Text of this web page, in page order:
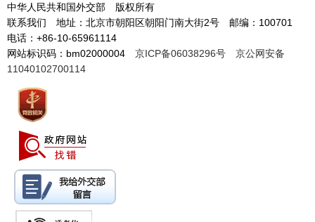
中华人民共和国外交部 版权所有
联系我们 地址：北京市朝阳区朝阳门南大街2号 邮编：100701
电话：+86-10-65961114
网站标识码：bm02000004 京ICP备06038296号
京公网安备
11040102700114